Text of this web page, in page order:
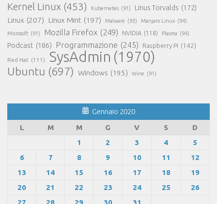
Kernel Linux (453) Kubernetes (91) Linus Torvalds (172)
Linux (207) Linux Mint (197) Malware (93) Manjaro Linux (94)
Microsoft (91) Mozilla Firefox (249) NVIDIA (118) Plasma (94)
Podcast (186) Programmazione (245) Raspberry Pi (142)
Red Hat (111) SysAdmin (1970)
Ubuntu (697) Windows (195) Wine (91)
Gennaio 2020
L
M M G V S
D
1
2 3 4
5
6
7 8 9 10 11
12
13
14 15 16 17 18
19
20
21 22 23 24 25
26
27
28 29 30 31